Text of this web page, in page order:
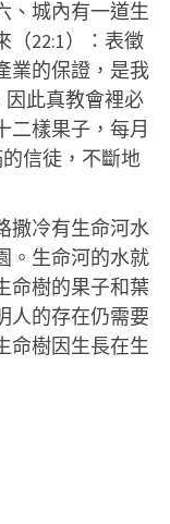
、城內有一道生
（22:1）：表徵
業的保證，是我
因此真教會裡必
二樣果子，每月
信徒，不斷地
撒冷有生命河水
。生命河的水就
命樹的果子和葉
人的存在仍需要
命樹因生長在生